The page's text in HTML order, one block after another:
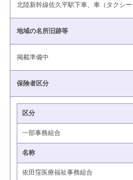
北陸新幹線佐久平駅下車、車（タクシ
地域の名所旧跡等
掲載準備中
保険者区分
区分
一部事務組合
名称
依田窪医療福祉事務組合